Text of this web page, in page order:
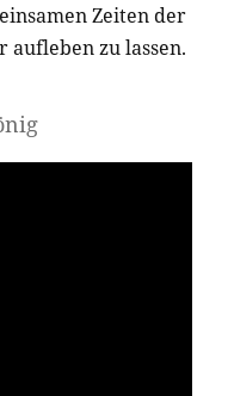
Zeiten der
zu lassen.